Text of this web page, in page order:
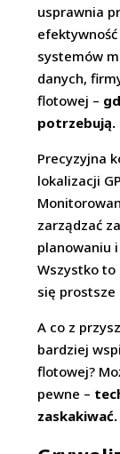
usprawnia
systemów
danych,
flotowej –
potrzebują.
Precyzyjna
lokalizacji
zarządzać
planowaniu
Wszystko
się
A co z
bardziej
flotowej?
pewne –
zaskakiwać.